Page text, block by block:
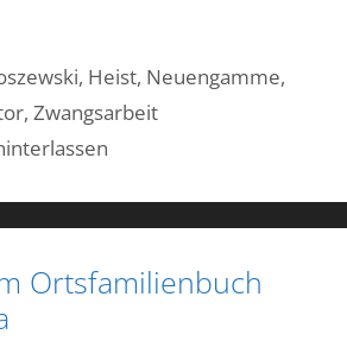
, Heist, Neuengamme,
, Zwangsarbeit
Ortsfamilienbuch